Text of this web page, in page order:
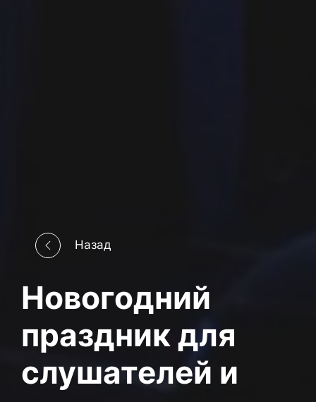
Назад
Новогодний
праздник для
слушателей и